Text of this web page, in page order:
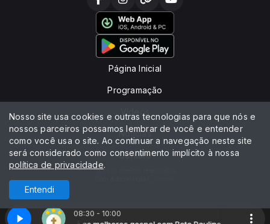
08:30 - 10:00
Página Inicial
Programação
Vídeos
Notícias
Contato
Todos os direitos reservados.
Nosso site usa cookies e outras tecnologias para que nós e
nossos parceiros possamos lembrar de você e entender
como você usa o site. Ao continuar a navegação neste site
será considerado como consentimento implícito à nossa
política de privacidade.
Entendi